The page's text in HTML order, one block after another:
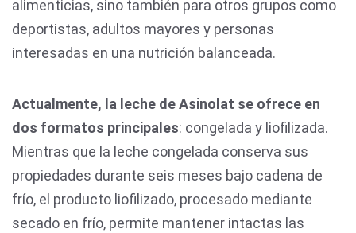
alimenticias, sino también para otros grupos como
deportistas, adultos mayores y personas
interesadas en una nutrición balanceada.
Actualmente, la leche de Asinolat se ofrece en
dos formatos principales: congelada y liofilizada.
Mientras que la leche congelada conserva sus
propiedades durante seis meses bajo cadena de
frío, el producto liofilizado, procesado mediante
secado en frío, permite mantener intactas las